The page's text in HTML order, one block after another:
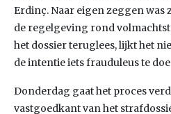
Erdinç. Naar eigen zeggen was
de regelgeving rond
het dossier teruglees, lijkt het
de intentie iets frauduleus te
Donderdag gaat het proces
vastgoedkant van het